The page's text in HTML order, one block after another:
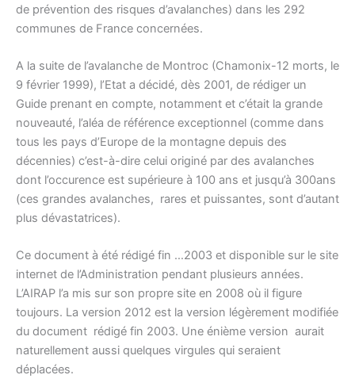
de prévention des risques d’avalanches) dans les 292
communes de France concernées.
A la suite de l’avalanche de Montroc (Chamonix-12 morts, le
9 février 1999), l’Etat a décidé, dès 2001, de rédiger un
Guide prenant en compte, notamment et c’était la grande
nouveauté, l’aléa de référence exceptionnel (comme dans
tous les pays d’Europe de la montagne depuis des
décennies) c’est-à-dire celui originé par des avalanches
dont l’occurence est supérieure à 100 ans et jusqu’à 300ans
(ces grandes avalanches, rares et puissantes, sont d’autant
plus dévastatrices).
Ce document à été rédigé fin …2003 et disponible sur le site
internet de l’Administration pendant plusieurs années.
L’AIRAP l’a mis sur son propre site en 2008 où il figure
toujours. La version 2012 est la version légèrement modifiée
du document rédigé fin 2003. Une énième version aurait
naturellement aussi quelques virgules qui seraient
déplacées.